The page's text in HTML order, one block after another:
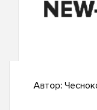
Автор: